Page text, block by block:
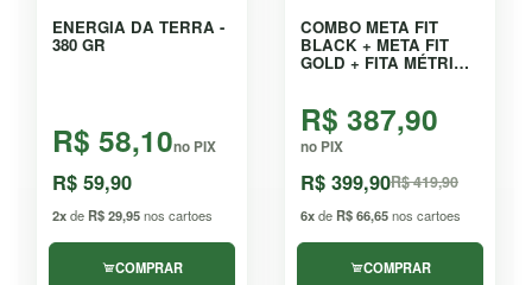
ENERGIA DA TERRA -
380 GR
R$ 58,10no PIX
R$ 59,90
2xde R$ 29,95nos cartoes
COMPRAR
COMBO META FIT
BLACK + META FIT
GOLD + FITA MÉTRICA
R$ 387,90
no PIX
R$ 399,90R$ 419,90
6xde R$ 66,65nos cartoes
COMPRAR